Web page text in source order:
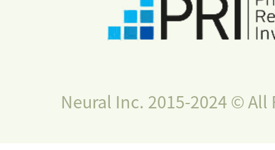
Neural Inc. 2015-2024 © All